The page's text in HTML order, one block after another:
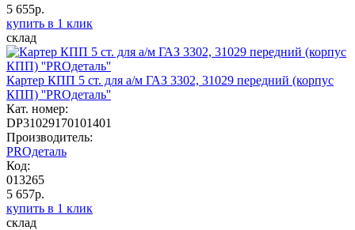
5 655р.
купить в 1 клик
склад
Картер КПП 5 ст. для а/м ГАЗ 3302, 31029 передний (корпус
КПП) ''PROдеталь''
Кат. номер:
DP31029170101401
Производитель:
PROдеталь
Код:
013265
5 657р.
купить в 1 клик
склад